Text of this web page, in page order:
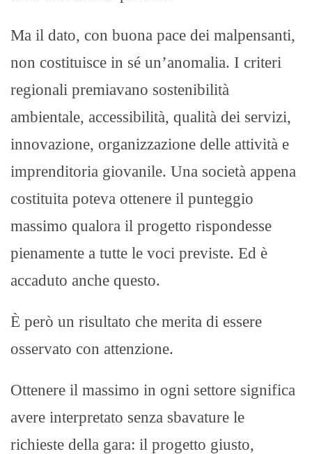
Ma il dato, con buona pace dei malpensanti,
non costituisce in sé un’anomalia. I criteri
regionali premiavano sostenibilità
ambientale, accessibilità, qualità dei servizi,
innovazione, organizzazione delle attività e
imprenditoria giovanile. Una società appena
costituita poteva ottenere il punteggio
massimo qualora il progetto rispondesse
pienamente a tutte le voci previste. Ed è
accaduto anche questo.
È però un risultato che merita di essere
osservato con attenzione.
Ottenere il massimo in ogni settore significa
avere interpretato senza sbavature le
richieste della gara: il progetto giusto,